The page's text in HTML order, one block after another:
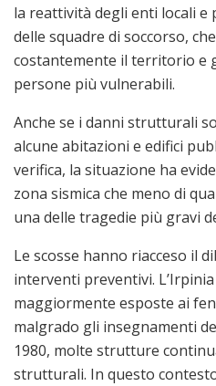
la reattività degli enti locali e
delle squadre di soccorso,
costantemente il territorio e
persone più vulnerabili.
Anche se i danni strutturali
alcune abitazioni e edifici
verifica, la situazione ha
zona sismica che meno di
una delle tragedie più gravi
Le scosse hanno riacceso il
interventi preventivi.
maggiormente esposte ai
malgrado gli insegnamenti
1980, molte strutture
strutturali. In questo